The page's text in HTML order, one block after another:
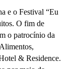
e o Festival “Eu
O fim de
o patrocínio da
& Residence.